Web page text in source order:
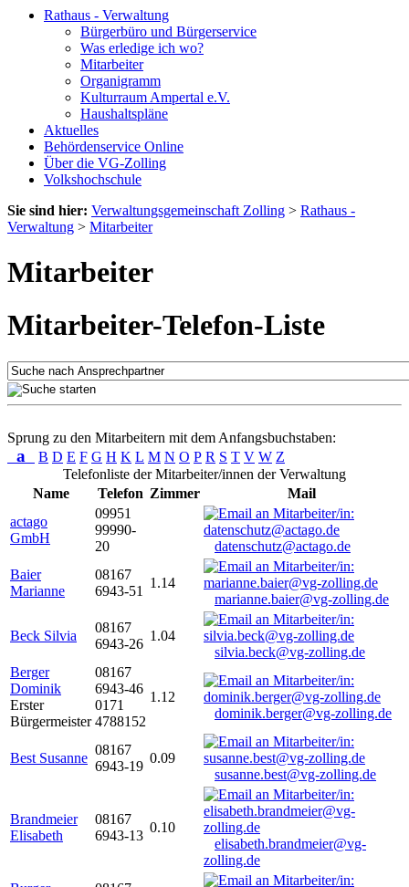
Rathaus - Verwaltung
Bürgerbüro und Bürgerservice
Was erledige ich wo?
Mitarbeiter
Organigramm
Kulturraum Ampertal e.V.
Haushaltspläne
Aktuelles
Behördenservice Online
Über die VG-Zolling
Volkshochschule
Sie sind hier: Verwaltungsgemeinschaft Zolling > Rathaus -
Verwaltung > Mitarbeiter
Mitarbeiter
Mitarbeiter-Telefon-Liste
Sprung zu den Mitarbeitern mit dem Anfangsbuchstaben:
a B D E F G H K L M N O P R S T V W Z
Telefonliste der Mitarbeiter/innen der Verwaltung
Name
Telefon Zimmer
Mail
actago
GmbH
09951
99990-
20
datenschutz@actago.de
Baier
Marianne
08167
6943-51
1.14
marianne.baier@vg-zolling.de
Beck Silvia
08167
6943-26
1.04
silvia.beck@vg-zolling.de
Berger
Dominik
Erster
Bürgermeister
08167
6943-46
0171
4788152
1.12
dominik.berger@vg-zolling.de
Best Susanne
08167
6943-19
0.09
susanne.best@vg-zolling.de
Brandmeier
Elisabeth
08167
6943-13
0.10
elisabeth.brandmeier@vg-
zolling.de